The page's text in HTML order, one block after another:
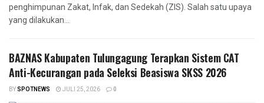
penghimpunan Zakat, Infak, dan Sedekah (ZIS). Salah satu upaya
yang dilakukan...
BAZNAS Kabupaten Tulungagung Terapkan Sistem CAT
Anti-Kecurangan pada Seleksi Beasiswa SKSS 2026
BYSPOTNEWS JULI 25, 2026 0